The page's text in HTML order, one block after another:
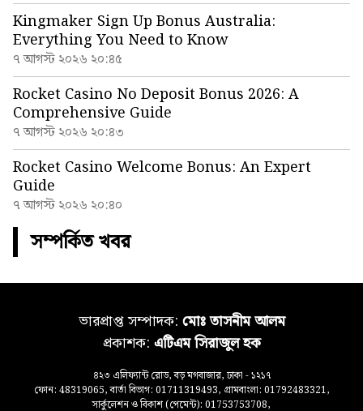
Kingmaker Sign Up Bonus Australia:
Everything You Need to Know
৭ আগস্ট ২০২৬ ২০:৪৫
Rocket Casino No Deposit Bonus 2026: A
Comprehensive Guide
৭ আগস্ট ২০২৬ ২০:৪৩
Rocket Casino Welcome Bonus: An Expert
Guide
৭ আগস্ট ২০২৬ ২০:৪০
সম্পর্কিত খবর
ভারপ্রাপ্ত সম্পাদক: মোঃ তাসনীম আলম
প্রকাশক: এটিএম সিরাজুল হক
৪২৩ এলিফ্যান্ট রোড, বড় মগবাজার, ঢাকা - ১২১৭
ফোন: 48319065, বার্তা বিভাগ: 01711319493, গ্রামবাংলা: 01792483321,
সার্কুলেশন ও বিকাশ (পেমেন্ট): 01753753708,